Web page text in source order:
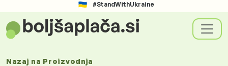
#StandWithUkraine
Nazaj na Proizvodnja